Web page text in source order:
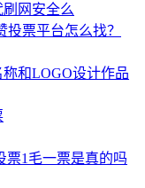
刷网安全么
票平台怎么找？
和LOGO设计作品
票1毛一票是真的吗